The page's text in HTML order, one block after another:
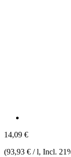
14,09 €
(93,93 € / l, Incl.